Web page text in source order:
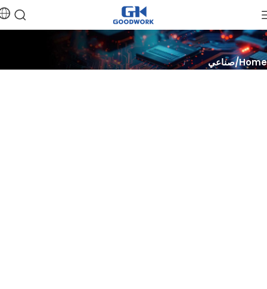
Home صناعي